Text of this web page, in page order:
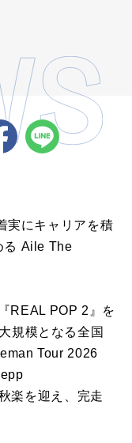
実にキャリアを積
る Aile The
REAL POP 2』を
規模となる全国
Tour 2026
楽を迎え、完走